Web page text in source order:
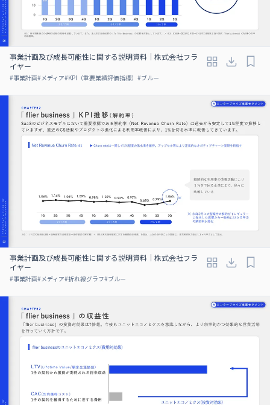
事業計画及び成⻑可能性に関する説明資料｜株式会社フラ
イヤー
#事業計画#メディア#KPI（重要業績評価指標） #ブルー
事業計画及び成⻑可能性に関する説明資料｜株式会社フラ
イヤー
#事業計画#メディア#折れ線グラフ#ブルー